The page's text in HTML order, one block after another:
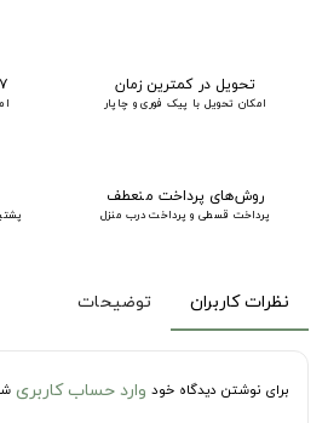
تحویل در کمترین زمان
امکان تحویل با پیک فوری و چاپار
۷ روز ضمانت مرجوعی کالا
روش‌های پرداخت منعطف
پرداخت قسطی و پرداخت درب منزل
نظرات کاربران توضیحات
برای نوشتن دیدگاه خود وارد حساب کاربری